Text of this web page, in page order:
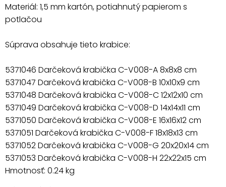
Materiál: 1,5 mm kartón, potiahnutý papierom s
potlačou
Súprava obsahuje tieto krabice:
5371046 Darčeková krabička C-V008-A 8x8x8 cm
5371047 Darčeková krabička C-V008-B 10x10x9 cm
5371048 Darčeková krabička C-V008-C 12x12x10 cm
5371049 Darčeková krabička C-V008-D 14x14x11 cm
5371050 Darčeková krabička C-V008-E 16x16x12 cm
5371051 Darčeková krabička C-V008-F 18x18x13 cm
5371052 Darčeková krabička C-V008-G 20x20x14 cm
5371053 Darčeková krabička C-V008-H 22x22x15 cm
Hmotnosť: 0.24 kg